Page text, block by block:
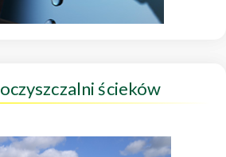
oczyszczalni ścieków